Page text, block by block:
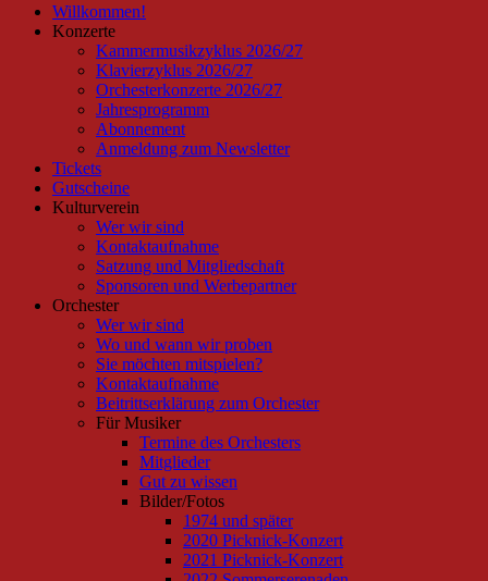
oben
scrollen
Willkommen!
Konzerte
Kammermusikzyklus 2026/27
Klavierzyklus 2026/27
Orchesterkonzerte 2026/27
Jahresprogramm
Abonnement
Anmeldung zum Newsletter
Tickets
Gutscheine
Kulturverein
Wer wir sind
Kontaktaufnahme
Satzung und Mitgliedschaft
Sponsoren und Werbepartner
Orchester
Wer wir sind
Wo und wann wir proben
Sie möchten mitspielen?
Kontaktaufnahme
Beitrittserklärung zum Orchester
Für Musiker
Termine des Orchesters
Mitglieder
Gut zu wissen
Bilder/Fotos
1974 und später
2020 Picknick-Konzert
2021 Picknick-Konzert